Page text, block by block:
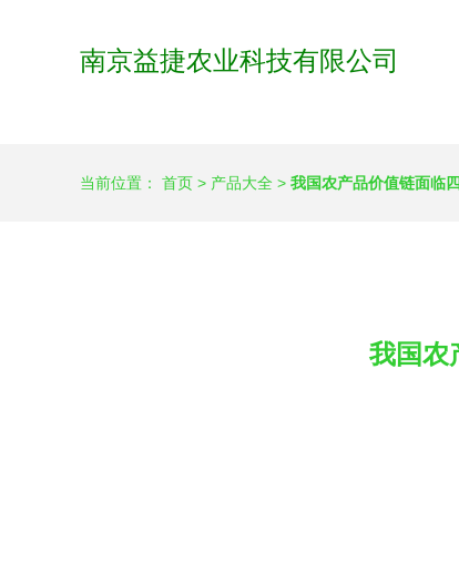
南京益捷农业科技有限公司
当前位置： 首页 > 产品大全 > 我国农产品价值链面临
我国农